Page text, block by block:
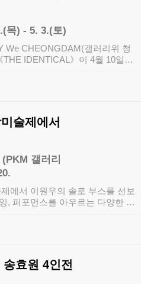
목) - 5. 3.(토)
We CHEONGDAM(갤러리위 청
IDENTICAL》이 4월 10일
술제에서
갤러리
에서 이원우의 솔로 부스를 선보
, 퍼포먼스를 아우르는 다양한 매
효원 4인전